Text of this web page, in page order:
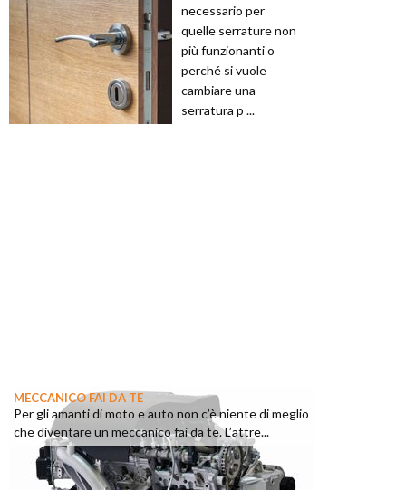
necessario per
quelle serrature non
più funzionanti o
perché si vuole
cambiare una
serratura p ...
MECCANICO FAI DA TE
Per gli amanti di moto e auto non c’è niente di meglio
che diventare un meccanico fai da te. L’attre...